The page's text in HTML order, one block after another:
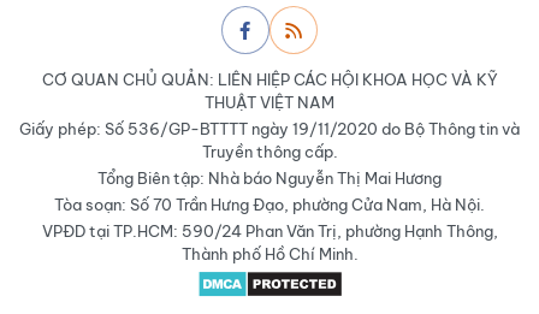
CƠ QUAN CHỦ QUẢN: LIÊN HIỆP CÁC HỘI KHOA HỌC VÀ KỸ
THUẬT VIỆT NAM
Giấy phép: Số 536/GP-BTTTT ngày 19/11/2020 do Bộ Thông tin và
Truyền thông cấp.
Tổng Biên tập: Nhà báo Nguyễn Thị Mai Hương
Tòa soạn: Số 70 Trần Hưng Đạo, phường Cửa Nam, Hà Nội.
VPĐD tại TP.HCM: 590/24 Phan Văn Trị, phường Hạnh Thông,
Thành phố Hồ Chí Minh.